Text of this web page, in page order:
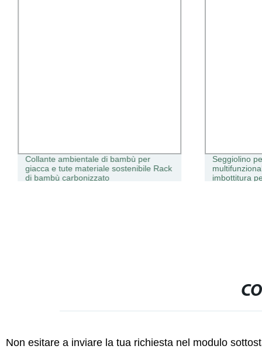
Collante ambientale di bambù per
giacca e tute materiale sostenibile Rack
di bambù carbonizzato
Seggiolino
imbottitura
Non esitare a inviare la tua richiesta nel modulo